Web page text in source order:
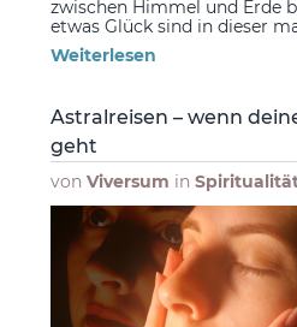
zwischen Himmel und Erde
etwas Glück sind in dieser
Weiterlesen
Astralreisen – wenn
geht
von Viversum in